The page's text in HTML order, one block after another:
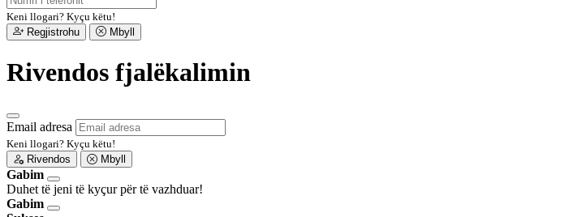
Keni llogari? Kyçu këtu!
Regjistrohu
Mbyll
Rivendos fjalëkalimin
Email adresa
Keni llogari? Kyçu këtu!
Rivendos
Mbyll
Gabim
Duhet të jeni të kyçur për të vazhduar!
Gabim